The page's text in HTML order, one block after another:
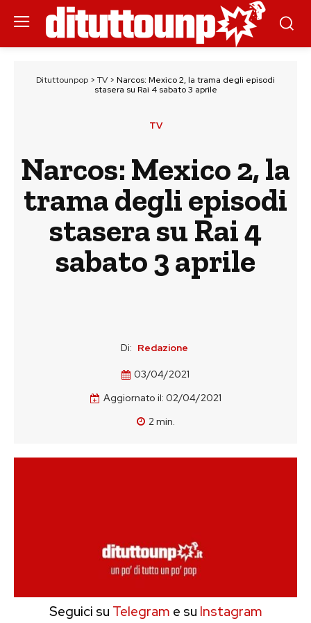
Dituttounpop > TV > Narcos: Mexico 2, la trama degli episodi
stasera su Rai 4 sabato 3 aprile
TV
Narcos: Mexico 2, la
trama degli episodi
stasera su Rai 4
sabato 3 aprile
Di: Redazione
03/04/2021
Aggiornato il: 02/04/2021
2min.
Seguici su Telegram e su Instagram